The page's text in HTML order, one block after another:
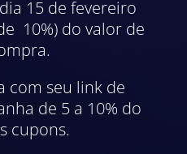
15 de fevereiro
10%) do valor de
com seu link de
de 5 a 10% do
cupons.